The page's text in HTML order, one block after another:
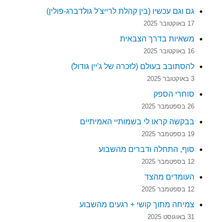
גם וגם עכשיו (בין קהלת לרייצ'ל גולדברג-פולין)
17 באוקטובר 2025
משאיות בדרך הצבאית
16 באוקטובר 2025
להסתובב בעולם (לזכרה של ג'יין גודול)
3 באוקטובר 2025
סוחרי הספק
26 בספטמבר 2025
בבקשה קראו לי בשמותיי האמיתיים
19 בספטמבר 2025
סוף, התחלה ודברים מהשבוע
12 בספטמבר 2025
העומדים מהצד
12 בספטמבר 2025
צמיחה מתוך קושי + רגעים מהשבוע
31 באוגוסט 2025